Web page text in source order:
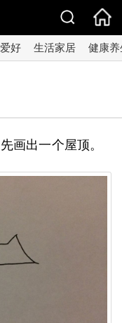
好 生活家居 健康养
画出一个屋顶。